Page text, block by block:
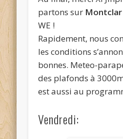
partons sur Montclar
WE !
Rapidement, nous
les conditions
bonnes. Meteo-
des plafonds à
est aussi au
Vendredi: